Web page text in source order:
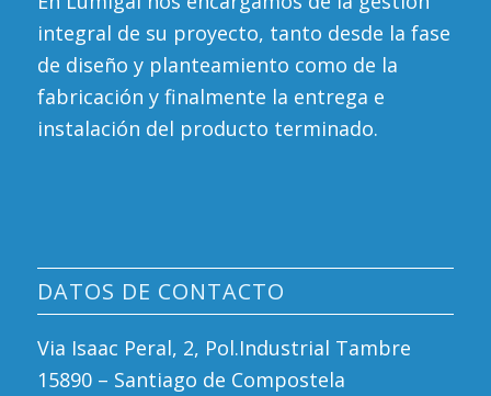
integral de su proyecto, tanto desde la fase
de diseño y planteamiento como de la
fabricación y finalmente la entrega e
instalación del producto terminado.
DATOS DE CONTACTO
Via Isaac Peral, 2, Pol.Industrial Tambre
15890 – Santiago de Compostela